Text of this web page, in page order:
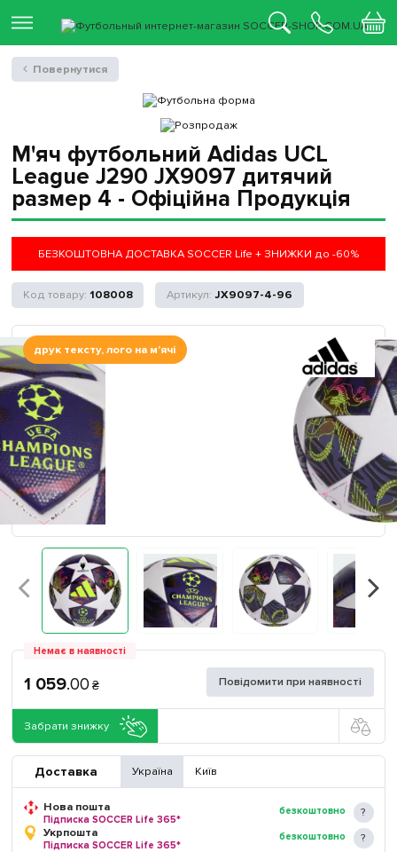
М'яч футбольний Adidas UCL
League J290 JX9097 дитячий
размер 4 - Офіційна Продукція
БЕЗКОШТОВНА ДОСТАВКА SOCCER Life + ЗНИЖКИ до -60%
108008 JX9097-4-96
друк тексту, лого на м'ячі
Немає в наявності
1 059.00 ₴ Повідомити при наявності
Забрати знижку
Доставка Україна Київ
Нова пошта
Підписка SOCCER Life 365*
безкоштовно
Укрпошта
Підписка SOCCER Life 365*
безкоштовно
Повернутися